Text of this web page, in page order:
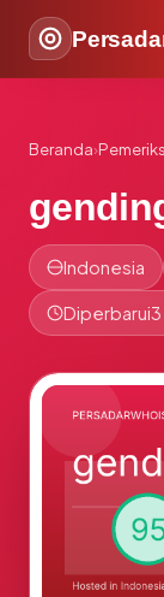
Beranda›
Indonesia
Diperbarui3